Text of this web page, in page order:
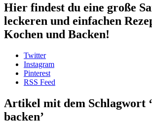
Hier findest du eine große
leckeren und einfachen
Kochen und Backen!
Twitter
Instagram
Pinterest
RSS Feed
Artikel mit dem Schlagwort ‘
backen’